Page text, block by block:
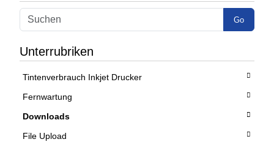
Go
Unterrubriken
Tintenverbrauch Inkjet Drucker
Fernwartung
Downloads
File Upload